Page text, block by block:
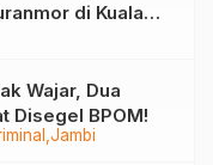
di Kuala
Jambi
Wajar, Dua
Disegel BPOM!